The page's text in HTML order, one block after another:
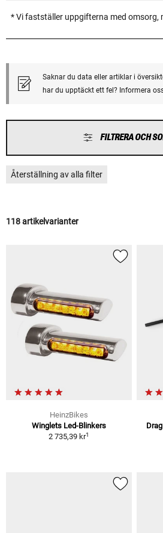
* Vi fastställer uppgifterna med omsorg,
Saknar du data eller artiklar i
har du upptäckt ett fel? Informera
FILTRERA OCH
Återställning av alla filter
118 artikelvarianter
HeinzBikes
Winglets Led-Blinkers
2 735,39 kr1